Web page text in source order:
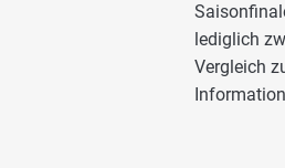
lediglich
Vergleich